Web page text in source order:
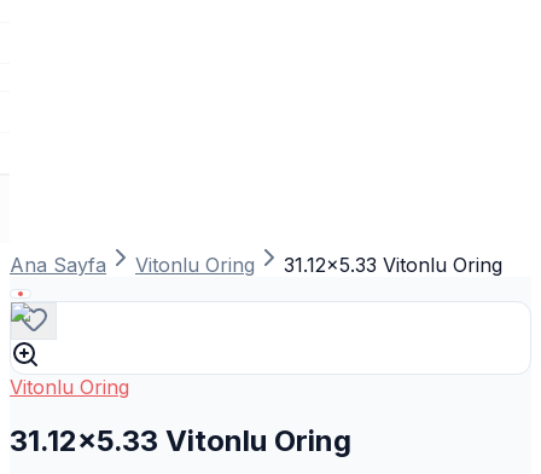
Ana Sayfa Vitonlu Oring 31.12x5.33 Vitonlu Oring
Vitonlu Oring
31.12x5.33 Vitonlu Oring